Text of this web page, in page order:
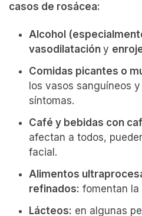
casos de rosácea:
Alcohol
vasodilatación y
Comidas picantes o
los vasos sanguíneos
síntomas.
Café y bebidas con
afectan a todos,
facial.
Alimentos
refinados: fomentan la
Lácteos: en algunas